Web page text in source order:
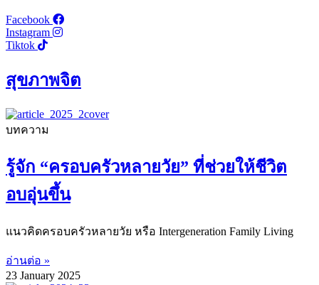
Facebook
Instagram
Tiktok
สุขภาพจิต
บทความ
รู้จัก “ครอบครัวหลายวัย” ที่ช่วยให้ชีวิต
อบอุ่นขึ้น
แนวคิดครอบครัวหลายวัย หรือ Intergeneration Family Living
อ่านต่อ »
23 January 2025